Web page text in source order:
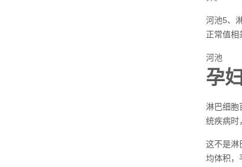
河池5、
正常值相
河池
孕
淋巴细胞
统疾病时
这不是淋
均体积，